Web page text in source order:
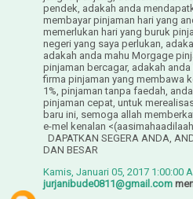
pendek, adakah anda
membayar pinjaman hari yang
memerlukan hari yang buruk
negeri yang saya perlukan,
adakah anda mahu Morgage
pinjaman bercagar, adakah
firma pinjaman yang membawa
1%, pinjaman tanpa faedah,
pinjaman cepat, untuk
baru ini, semoga allah
e-mel kenalan
DAPATKAN SEGERA ANDA,
DAN BESAR
Kamis, Januari 05, 2017 1:00:00
jurjanibude0811@gmail.com